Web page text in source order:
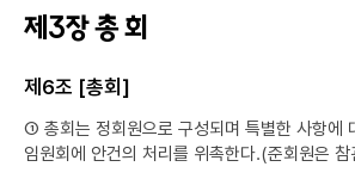
제3장 총 회
제6조 [총회]
① 총회는 정회원으로 구성되며 특별한 사항에
임원회에 안건의 처리를 위촉한다.(준회원은 참